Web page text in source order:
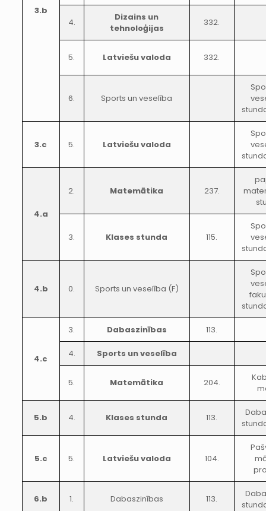
3.b
4.
Dizains un
tehnoloģijas
332.
5. Latviešu valoda 332.
6. Sports un veselība
3.c 5. Latviešu valoda
4.a
2. Matemātika 237.
3. Klases stunda 115.
4.b 0. Sports un veselība (F)
4.c
3. Dabaszinības 113.
4. Sports un veselība
5. Matemātika 204.
5.b 4. Klases stunda 113.
5.c 5. Latviešu valoda 104.
6.b 1. Dabaszinības 113.